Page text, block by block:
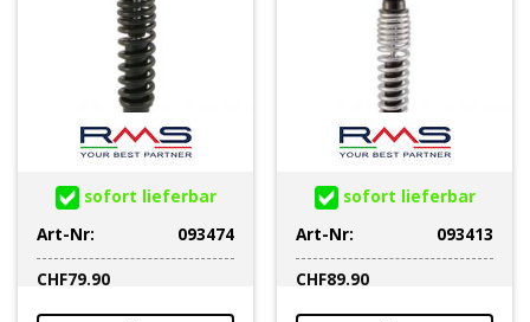
sofort lieferbar
Art-Nr:
093474
CHF79.90
sofort lieferbar
Art-Nr:
093413
CHF89.90